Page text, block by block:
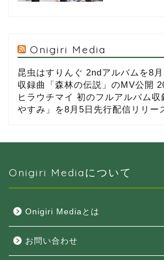
Onigiri Media
昆虫はすりんぐ 2ndアルバムを8
収録曲「森林の伝説」のMV公開
ヒラウチマイ 初のフルアルバム
やすみ」を8月5日先行配信リリー
Onigiri Mediaについて
Onigiri Mediaとは
お問い合わせ